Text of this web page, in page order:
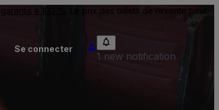
garantis à 100 %
. Le prix des billets de revente peut
Se connecter
1 new notification